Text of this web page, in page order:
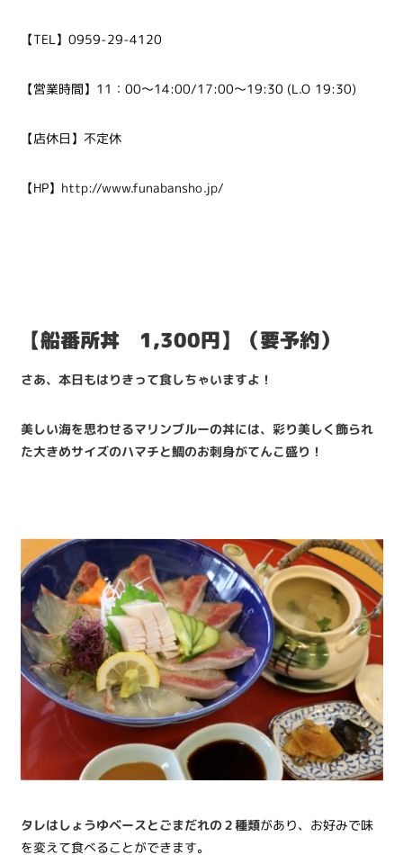
【TEL】0959-29-4120
【営業時間】11：00～14:00/17:00～19:30 (L.O 19:30)
【店休日】不定休
【HP】 http://www.funabansho.jp/
【船番所丼 1,300円】（要予約）
さあ、本日もはりきって食しちゃいますよ！
美しい海を思わせるマリンブルーの丼には、彩り美しく飾られ
た大きめサイズのハマチと鯛のお刺身がてんこ盛り！
タレはしょうゆベースとごまだれの２種類があり、お好みで味
を変えて食べることができます。